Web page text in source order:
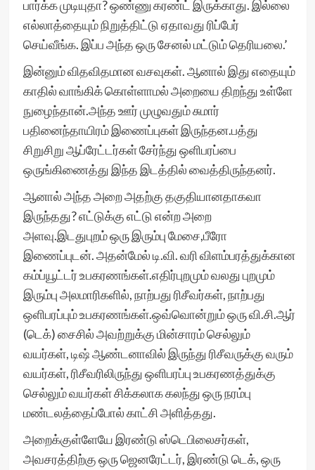
பார்க்க முடியுதா? ஒண்ணு கரண்ட் இருக்காது. இல்லை
எல்லாத்தையும் நிறுத்திட்டு ஏதாவது ரிப்பேர்
செய்வீங்க. இப்ப அந்த ஒரு சேனல் மட்டும் தெரியலை.’
இன்னும் விதவிதமான வசவுகள். ஆனால் இது எதையும்
காதில் வாங்கிக் கொள்ளாமல் அறையை திறந்து உள்ளே
நுழைந்தான்.அந்த ஊர் முழுவதும் சுமார்
பதினைந்தாயிரம் இணைப்புகள் இருந்தன.பத்து
சிறுசிறு ஆப்ரேட்டர்கள் சேர்ந்து ஒளிபரப்பை
ஒருங்கிணைத்து இந்த இடத்தில் வைத்திருந்தனர்.
ஆனால் அந்த அறை அதற்கு தகுதியானதாகவா
இருந்தது? எட்டுக்கு எட்டு என்ற அறை
அளவு.இடதுபுறம் ஒரு இரும்பு மேசை,பீரோ
இணைப்புடன். அதன்மேல் டி.வி. வரி விளம்பரத்துக்கான
கம்ப்யூட்டர் உபகரணங்கள்.எதிர்புறமும் வலது புறமும்
இரும்பு அலமாரிகளில், நாற்பது ரிசீவர்கள், நாற்பது
ஒளிபரப்பும் உபகரணங்கள்.ஒவ்வொன்றும் ஒரு வி.சி.ஆர்
(டெக்) சைசில் அவற்றுக்கு மின்சாரம் செல்லும்
வயர்கள், டிஷ் ஆண்டனாவில் இருந்து ரிசீவருக்கு வரும்
வயர்கள், ரிசீவரிலிருந்து ஒளிபரப்பு உபகரணத்துக்கு
செல்லும் வயர்கள் சிக்கலாக கலந்து ஒரு நரம்பு
மண்டலத்தைப்போல் காட்சி அளித்தது.
அறைக்குள்ளேயே இரண்டு ஸ்டெபிலைசர்கள்,
அவசரத்திற்கு ஒரு ஜெனரேட்டர், இரண்டு டெக், ஒரு